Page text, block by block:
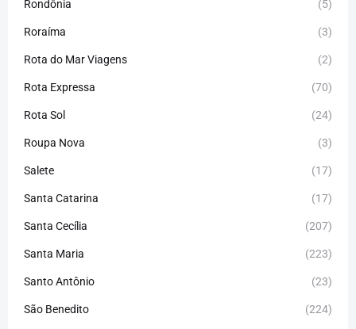
Rondônia (5)
Roraíma (3)
Rota do Mar Viagens (2)
Rota Expressa (70)
Rota Sol (24)
Roupa Nova (3)
Salete (17)
Santa Catarina (17)
Santa Cecília (207)
Santa Maria (223)
Santo Antônio (23)
São Benedito (224)